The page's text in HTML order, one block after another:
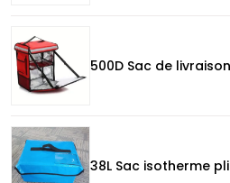
500D Sac de
38L Sac isotherme